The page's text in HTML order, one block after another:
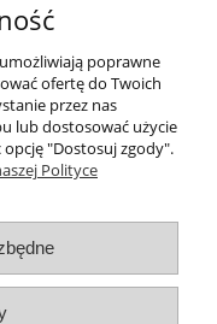
poprawne
ofertę do Twoich
przez nas
lub dostosować użycie
"Dostosuj zgody".
Polityce